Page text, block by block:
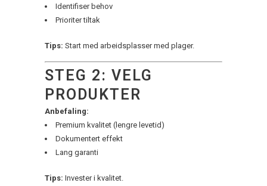
Identifiser behov
Prioriter tiltak
Tips: Start med arbeidsplasser med plager.
STEG 2: VELG
PRODUKTER
Anbefaling:
Premium kvalitet (lengre levetid)
Dokumentert effekt
Lang garanti
Tips: Invester i kvalitet.